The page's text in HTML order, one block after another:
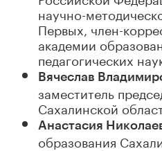
научно-
Первых, член-
академии
педагогических
Вячеслав
заместитель
Сахалинской
Анастасия
образования